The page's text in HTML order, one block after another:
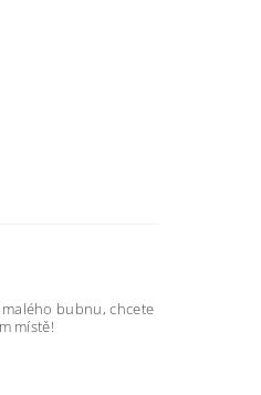
bubnu, chcete
místě!